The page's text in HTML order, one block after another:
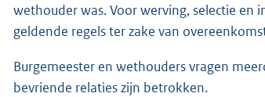
wethouder was. Voor werving, selectie
geldende regels ter zake van
Burgemeester en wethouders vragen
bevriende relaties zijn betrokken.